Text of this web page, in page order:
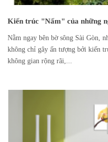
Kiến trúc "Nấm" của những
Nằm ngay bên bờ sông Sài Gòn,
không chỉ gây ấn tượng bởi kiến
không gian rộng rãi,...